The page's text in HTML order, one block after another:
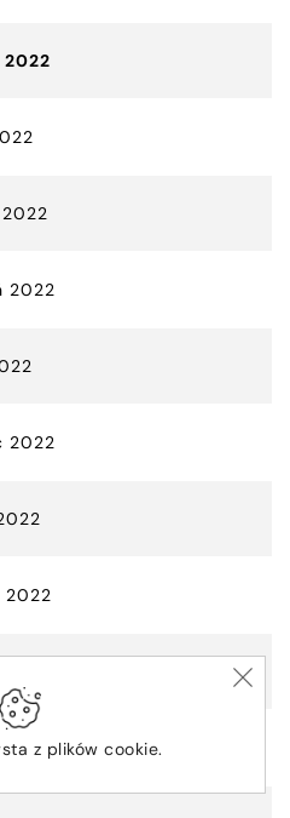
z plików cookie.
2022
2022
2022
2022
2022